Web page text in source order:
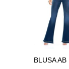
BLUSA AB